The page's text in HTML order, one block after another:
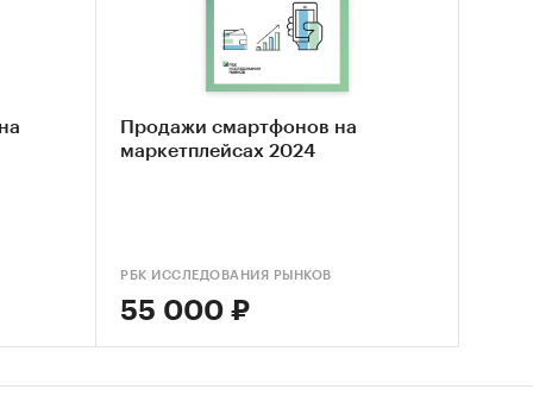
Продажи смартфонов на
маркетплейсах 2024
РБК ИССЛЕДОВАНИЯ РЫНКОВ
55 000 ₽